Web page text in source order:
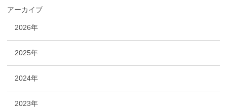
アーカイブ
2026年
2025年
2024年
2023年